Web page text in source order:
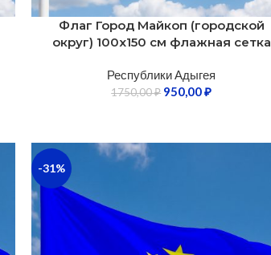
Флаг Город Майкоп (городской
округ) 100х150 см флажная сетка
Республики Адыгея
1750,00₽ 950,00₽
-31%